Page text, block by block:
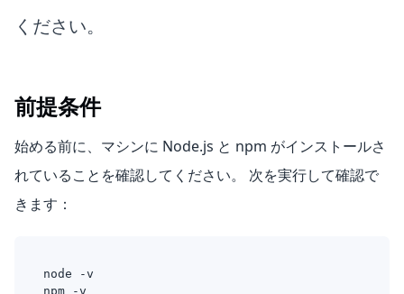
ください。
前提条件
始める前に、マシンに Node.js と npm がインストールさ
れていることを確認してください。 次を実行して確認で
きます：
node -v
npm -v